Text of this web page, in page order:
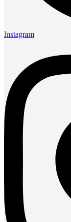
Instagram